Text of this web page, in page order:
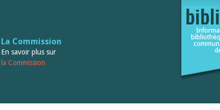
La Commission
En savoir plus sur
la Commission